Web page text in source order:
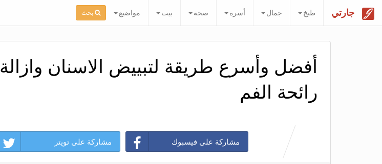
جارتي طبخ جمال أسرة صحة بيت مواضيع بحث
أفضل وأسرع طريقة لتبييض الاسنان وازالة
رائحة الفم
مشاركة على فيسبوك مشاركة على تويتر